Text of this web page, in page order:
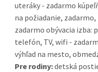
uteráky - zadarmo
na požiadanie,
zadarmo obývacia izba:
telefón, TV, wifi -
výhľad na mesto,
Pre rodiny:detská